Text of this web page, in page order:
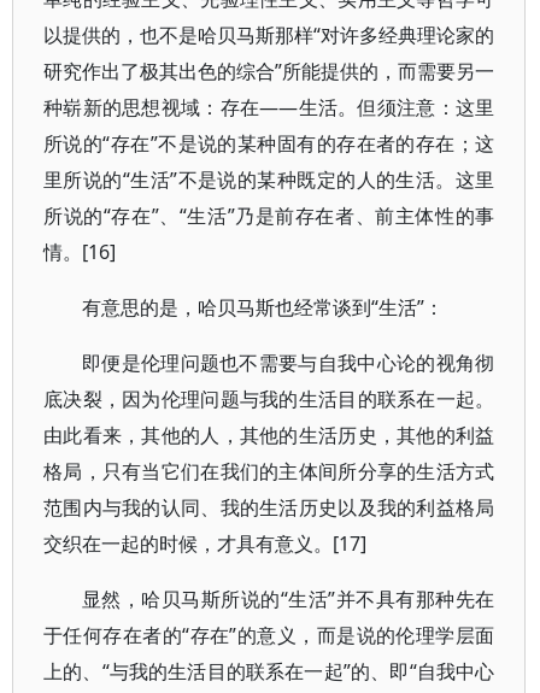
以提供的，也不是哈贝马斯那样“对许多经典理论家的
研究作出了极其出色的综合”所能提供的，而需要另一
种崭新的思想视域：存在——生活。但须注意：这里
所说的“存在”不是说的某种固有的存在者的存在；这
里所说的“生活”不是说的某种既定的人的生活。这里
所说的“存在”、“生活”乃是前存在者、前主体性的事
情。[16]
有意思的是，哈贝马斯也经常谈到“生活”：
即便是伦理问题也不需要与自我中心论的视角彻
底决裂，因为伦理问题与我的生活目的联系在一起。
由此看来，其他的人，其他的生活历史，其他的利益
格局，只有当它们在我们的主体间所分享的生活方式
范围内与我的认同、我的生活历史以及我的利益格局
交织在一起的时候，才具有意义。[17]
显然，哈贝马斯所说的“生活”并不具有那种先在
于任何存在者的“存在”的意义，而是说的伦理学层面
上的、“与我的生活目的联系在一起”的、即“自我中心